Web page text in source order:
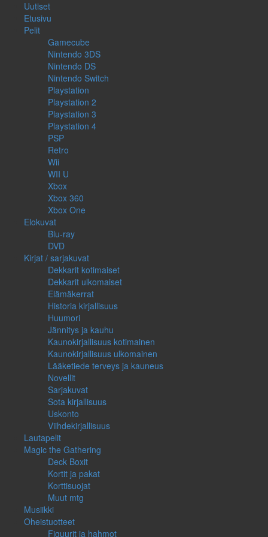
Uutiset
Etusivu
Pelit
Gamecube
Nintendo 3DS
Nintendo DS
Nintendo Switch
Playstation
Playstation 2
Playstation 3
Playstation 4
PSP
Retro
Wii
WII U
Xbox
Xbox 360
Xbox One
Elokuvat
Blu-ray
DVD
Kirjat / sarjakuvat
Dekkarit kotimaiset
Dekkarit ulkomaiset
Elämäkerrat
Historia kirjallisuus
Huumori
Jännitys ja kauhu
Kaunokirjallisuus kotimainen
Kaunokirjallisuus ulkomainen
Lääketiede terveys ja kauneus
Novellit
Sarjakuvat
Sota kirjallisuus
Uskonto
Viihdekirjallisuus
Lautapelit
Magic the Gathering
Deck Boxit
Kortit ja pakat
Korttisuojat
Muut mtg
Musiikki
Oheistuotteet
Figuurit ja hahmot